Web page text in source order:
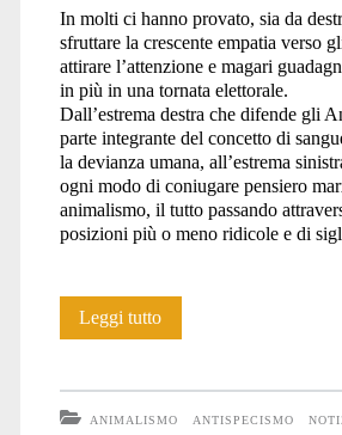
In molti ci hanno provato, sia da
sfruttare la crescente empatia verso
attirare l’attenzione e magari
in più in una tornata elettorale.
Dall’estrema destra che difende gli
parte integrante del concetto di
la devianza umana, all’estrema
ogni modo di coniugare pensiero
animalismo, il tutto passando
posizioni più o meno ridicole e di
Leggi tuttoCercar
ANIMALISMO ANTISPECISMO